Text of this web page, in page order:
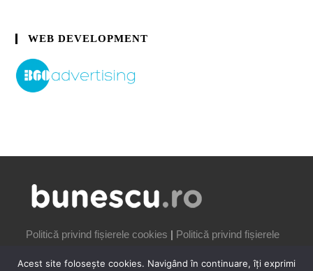
WEB DEVELOPMENT
Politică privind fișierele cookies | Politică privind fișierele
Acest site folosește cookies. Navigând în continuare, îți exprimi